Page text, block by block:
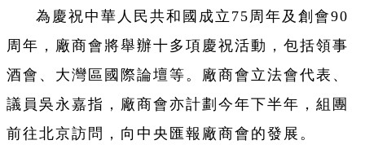
為慶祝中華人民共和國成立75周年及創會90
周年，廠商會將舉辦十多項慶祝活動，包括領事
酒會、大灣區國際論壇等。廠商會立法會代表、
議員吳永嘉指，廠商會亦計劃今年下半年，組團
前往北京訪問，向中央匯報廠商會的發展。